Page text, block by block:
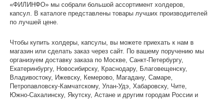
«ФИЛИНФО» мы собрали большой ассортимент холдеров,
капсул. В каталоге представлены товары лучших производителей
по лучшей цене.
Чтобы купить холдеры, капсулы, вы можете приехать к нам в
магазин или сделать заказ через сайт. По вашему поручению мы
организуем доставку заказа по Москве, Санкт-Петербургу,
Екатеринбургу, Новосибирску, Краснодару, Благовещенску,
Владивостоку, Ижевску, Кемерово, Магадану, Самаре,
Петропавловску-Камчатскому, Улан-Удэ, Хабаровску, Чите,
Южно-Сахалинску, Якутску, Астане и другим городам России и